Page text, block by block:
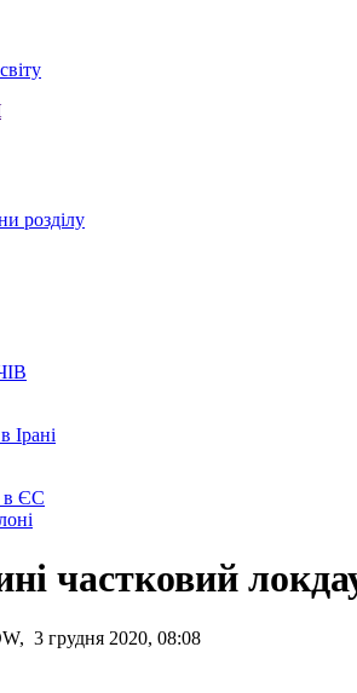
розділу
Ірані
в ЄС
частковий
3 грудня 2020, 08:08